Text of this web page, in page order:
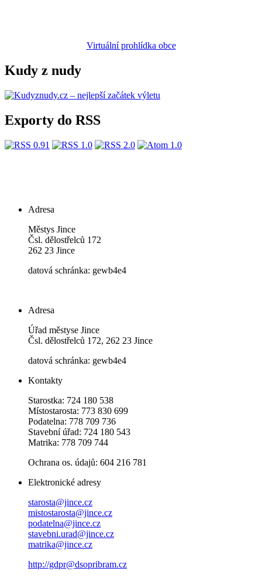
Virtuální prohlídka obce
Kudy z nudy
Exporty do RSS
Adresa
Městys Jince
Čsl. dělostřelců 172
262 23 Jince
datová schránka: gewb4e4
Adresa
Úřad městyse Jince
Čsl. dělostřelců 172, 262 23 Jince
datová schránka: gewb4e4
Kontakty
Starostka: 724 180 538
Místostarosta: 773 830 699
Podatelna: 778 709 736
Stavební úřad: 724 180 543
Matrika: 778 709 744
Ochrana os. údajů: 604 216 781
Elektronické adresy
starosta@jince.cz
mistostarosta@jince.cz
podatelna@jince.cz
stavebni.urad@jince.cz
matrika@jince.cz
http://gdpr@dsopribram.cz